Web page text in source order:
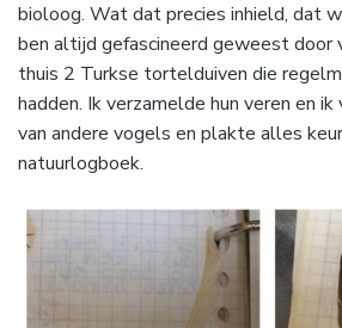
bioloog. Wat dat precies inhield, dat
ben altijd gefascineerd geweest door
thuis 2 Turkse tortelduiven die
hadden. Ik verzamelde hun veren en
van andere vogels en plakte alles
natuurlogboek.